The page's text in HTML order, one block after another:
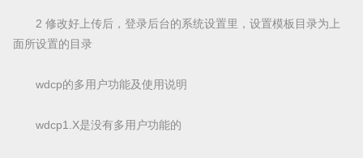
2 修改好上传后，登录后台的系统设置里，设置模板目录为上
面所设置的目录
wdcp的多用户功能及使用说明
wdcp1.X是没有多用户功能的